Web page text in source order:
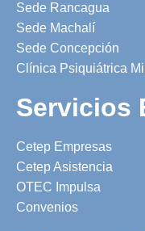
Sede Rancagua
Sede Machalí
Sede Concepción
Clínica Psiquiátrica
Servicios
Cetep Empresas
Cetep Asistencia
OTEC Impulsa
Convenios